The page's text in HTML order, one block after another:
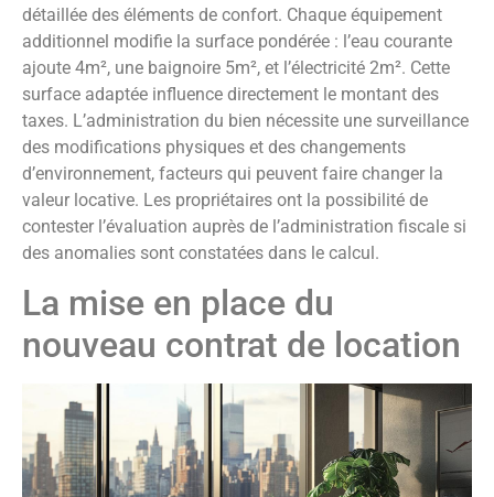
détaillée des éléments de confort. Chaque équipement
additionnel modifie la surface pondérée : l’eau courante
ajoute 4m², une baignoire 5m², et l’électricité 2m². Cette
surface adaptée influence directement le montant des
taxes. L’administration du bien nécessite une surveillance
des modifications physiques et des changements
d’environnement, facteurs qui peuvent faire changer la
valeur locative. Les propriétaires ont la possibilité de
contester l’évaluation auprès de l’administration fiscale si
des anomalies sont constatées dans le calcul.
La mise en place du
nouveau contrat de location